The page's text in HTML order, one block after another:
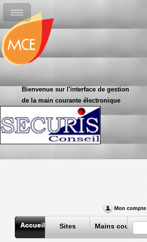
Bienvenue sur l'interface de gestion
de la main courante électronique
Mon compte
Accueil Sites Mains courantes